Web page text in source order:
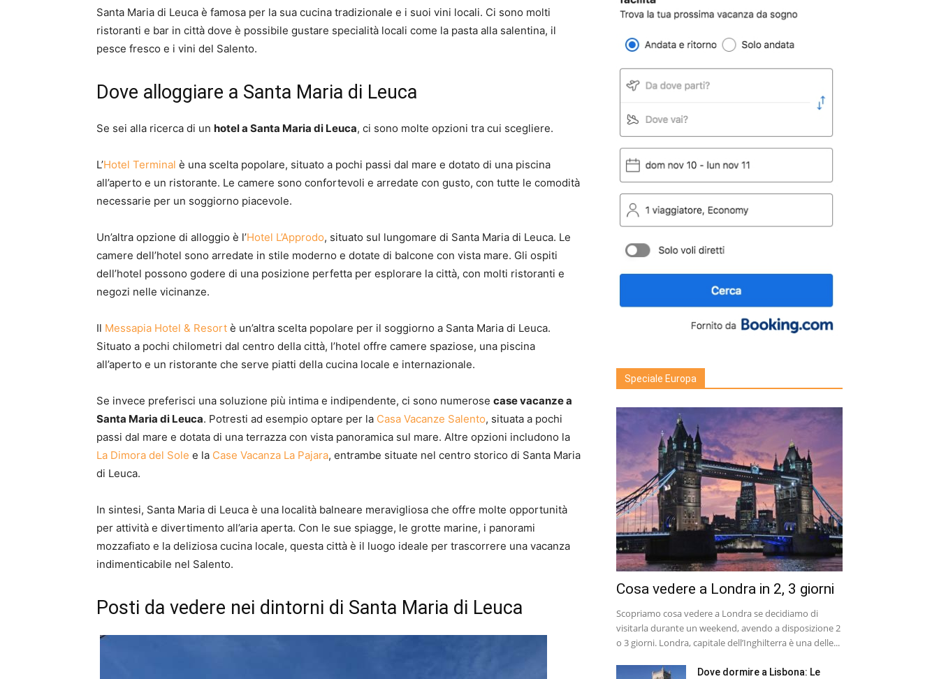
Santa Maria di Leuca è famosa per la sua cucina tradizionale e i suoi vini locali. Ci sono molti
ristoranti e bar in città dove è possibile gustare specialità locali come la pasta alla salentina, il
pesce fresco e i vini del Salento.
Dove alloggiare a Santa Maria di Leuca
Se sei alla ricerca di un hotel a Santa Maria di Leuca, ci sono molte opzioni tra cui scegliere.
L’Hotel Terminal è una scelta popolare, situato a pochi passi dal mare e dotato di una piscina
all’aperto e un ristorante. Le camere sono confortevoli e arredate con gusto, con tutte le comodità
necessarie per un soggiorno piacevole.
Un’altra opzione di alloggio è l’Hotel L’Approdo, situato sul lungomare di Santa Maria di Leuca. Le
camere dell’hotel sono arredate in stile moderno e dotate di balcone con vista mare. Gli ospiti
dell’hotel possono godere di una posizione perfetta per esplorare la città, con molti ristoranti e
negozi nelle vicinanze.
Il Messapia Hotel & Resort è un’altra scelta popolare per il soggiorno a Santa Maria di Leuca.
Situato a pochi chilometri dal centro della città, l’hotel offre camere spaziose, una piscina
all’aperto e un ristorante che serve piatti della cucina locale e internazionale.
Se invece preferisci una soluzione più intima e indipendente, ci sono numerose case vacanze a
Santa Maria di Leuca. Potresti ad esempio optare per la Casa Vacanze Salento, situata a pochi
passi dal mare e dotata di una terrazza con vista panoramica sul mare. Altre opzioni includono la
La Dimora del Sole e la Case Vacanza La Pajara, entrambe situate nel centro storico di Santa Maria
di Leuca.
In sintesi, Santa Maria di Leuca è una località balneare meravigliosa che offre molte opportunità
per attività e divertimento all’aria aperta. Con le sue spiagge, le grotte marine, i panorami
mozzafiato e la deliziosa cucina locale, questa città è il luogo ideale per trascorrere una vacanza
indimenticabile nel Salento.
Posti da vedere nei dintorni di Santa Maria di Leuca
Speciale Europa
Cosa vedere a Londra in 2, 3 giorni
Scopriamo cosa vedere a Londra se decidiamo di
visitarla durante un weekend, avendo a disposizione 2
o 3 giorni. Londra, capitale dell’Inghilterra è una delle...
Dove dormire a Lisbona: Le